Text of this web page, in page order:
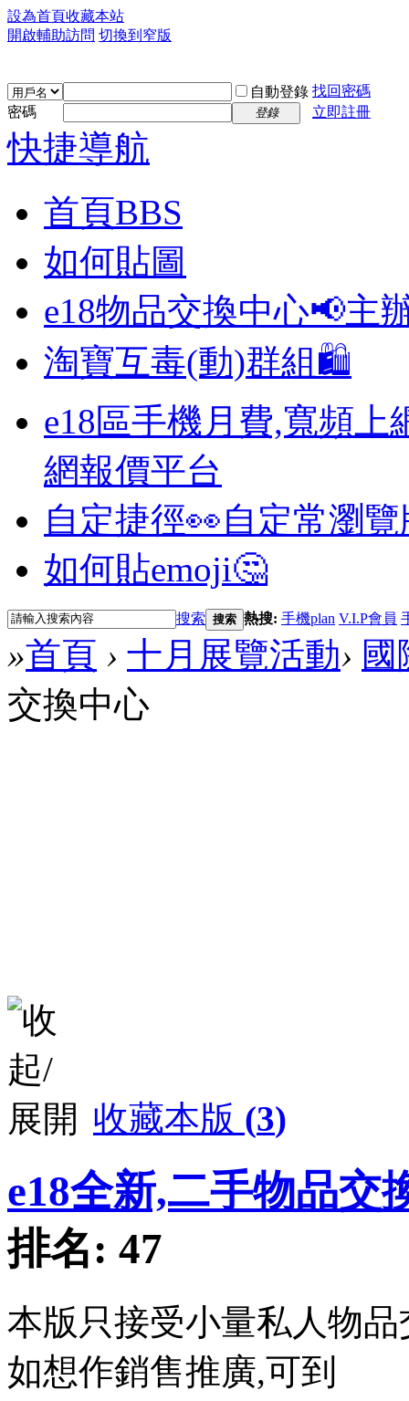
設為首頁收藏本站
開啟輔助訪問 切換到窄版
自動登錄 找回密碼
密碼
登錄 立即註冊
快捷導航
首頁BBS
如何貼圖
e18物品交換中心📢主
淘寶互毒(動)群組🛍️
e18區手機月費,寬頻上
網報價平台
自定捷徑👀自定常瀏
如何貼emoji🤔
搜索 搜索 熱搜: 手機plan V.I.P會員
»首頁 › 十月展覽活動› 國
交換中心
收藏本版 (3)
e18全新,二手物品交
排名: 47
本版只接受小量私人物
如想作銷售推廣,可到